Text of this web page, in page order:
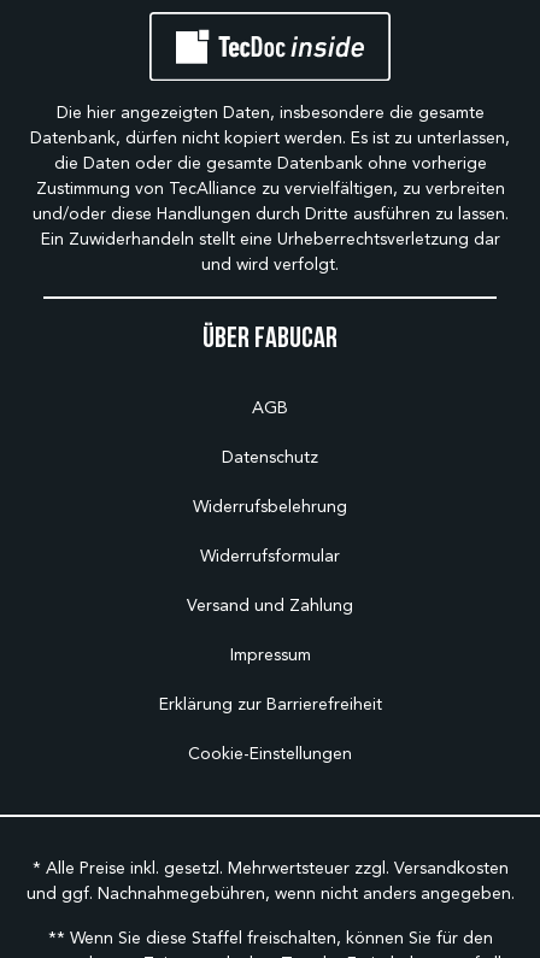
Über Fabucar
AGB
Datenschutz
Widerrufsbelehrung
Widerrufsformular
Versand und Zahlung
Impressum
Erklärung zur Barrierefreiheit
Cookie-Einstellungen
Die hier angezeigten Daten, insbesondere die gesamte
Datenbank, dürfen nicht kopiert werden. Es ist zu unterlassen,
die Daten oder die gesamte Datenbank ohne vorherige
Zustimmung von TecAlliance zu vervielfältigen, zu verbreiten
und/oder diese Handlungen durch Dritte ausführen zu lassen.
Ein Zuwiderhandeln stellt eine Urheberrechtsverletzung dar
und wird verfolgt.
* Alle Preise inkl. gesetzl. Mehrwertsteuer zzgl. Versandkosten
und ggf. Nachnahmegebühren, wenn nicht anders angegeben.
** Wenn Sie diese Staffel freischalten, können Sie für den